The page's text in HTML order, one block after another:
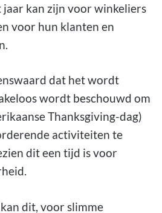
kan zijn voor winkeliers
voor hun klanten en
dat het wordt
wordt beschouwd om
Thanksgiving-dag)
activiteiten te
dit een tijd is voor
dit, voor slimme